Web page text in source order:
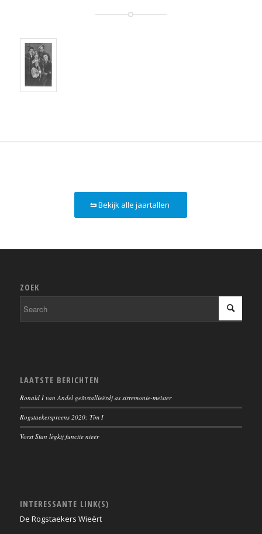
Bekijk alle jaartallen
ZOEK
LAATSTE BERICHTEN
Ronald I van Andel geïnstallieërdj as sirremonie-meister
Rogstaekerspreens 2020: Tim I
Vorst Stan lègktj functie nieër
INTERESSANTE LINK(S)
De Rogstaekers Wieërt